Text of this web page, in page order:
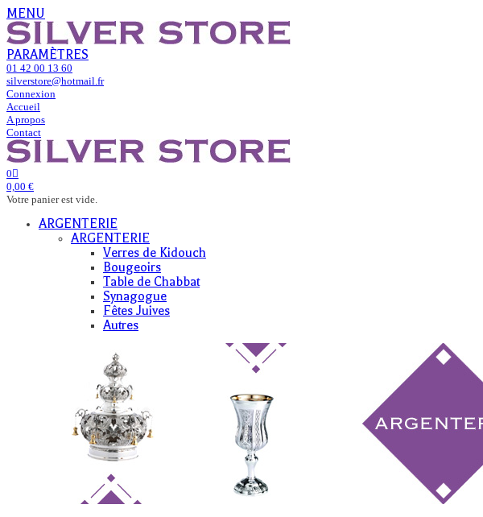
MENU
PARAMÈTRES
01 42 00 13 60
silverstore@hotmail.fr
Connexion
Accueil
A propos
Contact
0
0,00 €
Votre panier est vide.
ARGENTERIE
ARGENTERIE
Verres de Kidouch
Bougeoirs
Table de Chabbat
Synagogue
Fêtes Juives
Autres